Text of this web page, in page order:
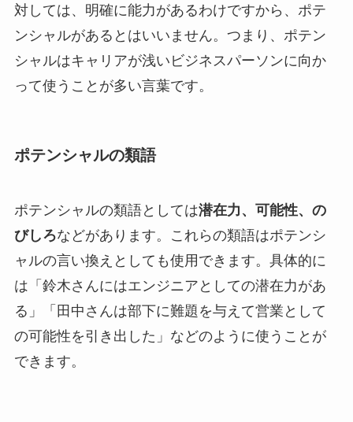
対しては、明確に能力があるわけですから、ポテ
ンシャルがあるとはいいません。つまり、ポテン
シャルはキャリアが浅いビジネスパーソンに向か
って使うことが多い言葉です。
ポテンシャルの類語
ポテンシャルの類語としては潜在力、可能性、の
びしろなどがあります。これらの類語はポテンシ
ャルの言い換えとしても使用できます。具体的に
は「鈴木さんにはエンジニアとしての潜在力があ
る」「田中さんは部下に難題を与えて営業として
の可能性を引き出した」などのように使うことが
できます。